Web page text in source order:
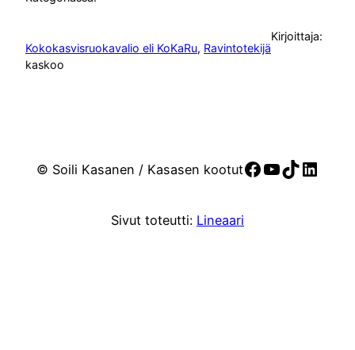
Kokokasvisruokavalio eli KoKaRu, Ravintotekijä
Kirjoittaja:
kaskoo
© Soili Kasanen / Kasasen kootutFacebook
YouTube
TikTok
Sivut toteutti: Lineaari